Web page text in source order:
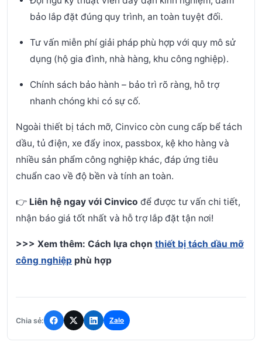
bảo lắp đặt đúng quy trình, an toàn tuyệt đối.
Tư vấn miễn phí giải pháp phù hợp với quy mô sử
dụng (hộ gia đình, nhà hàng, khu công nghiệp).
Chính sách bảo hành – bảo trì rõ ràng, hỗ trợ
nhanh chóng khi có sự cố.
Ngoài thiết bị tách mỡ, Cinvico còn cung cấp bể tách
dầu, tủ điện, xe đẩy inox, passbox, kệ kho hàng và
nhiều sản phẩm công nghiệp khác, đáp ứng tiêu
chuẩn cao về độ bền và tính an toàn.
👉 Liên hệ ngay với Cinvico để được tư vấn chi tiết,
nhận báo giá tốt nhất và hỗ trợ lắp đặt tận nơi!
>>> Xem thêm: Cách lựa chọn thiết bị tách dầu mỡ
công nghiệp phù hợp
Chia sẻ: Zalo